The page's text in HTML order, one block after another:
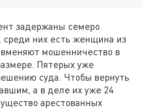
задержаны семеро
среди них есть женщина из
мошенничество в
Пятерых уже
ешению суда. Чтобы вернуть
а в деле их уже 24
арестованных